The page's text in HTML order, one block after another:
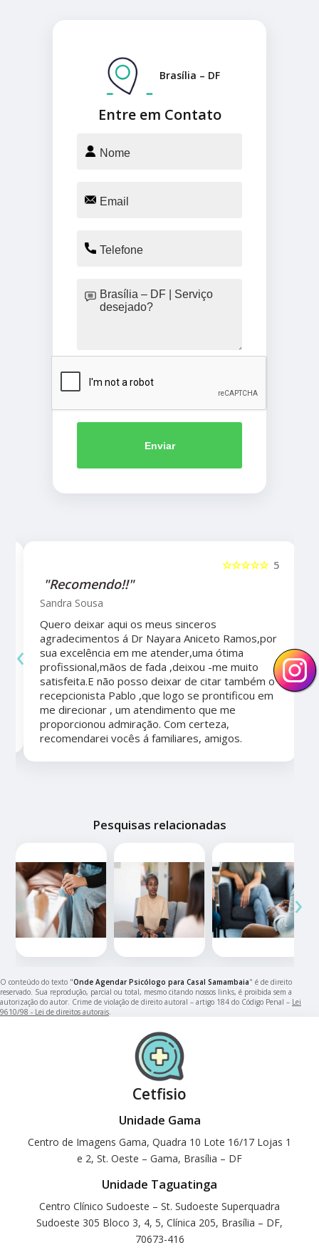
Entre em Contato
Brasília – DF
Enviar
5
☆☆☆☆☆
"Recomendo!!"
Sandra Sousa
Quero deixar aqui os meus sinceros
agradecimentos á Dr Nayara Aniceto Ramos,por
sua excelência em me atender,uma ótima
profissional,mãos de fada ,deixou -me muito
satisfeita.E não posso deixar de citar também o
recepcionista Pablo ,que logo se prontificou em
me direcionar , um atendimento que me
proporcionou admiração. Com certeza,
recomendarei vocês á familiares, amigos.
‹ ›
Pesquisas relacionadas
‹ ›
O conteúdo do texto "Onde Agendar Psicólogo para Casal Samambaia" é de direito
reservado. Sua reprodução, parcial ou total, mesmo citando nossos links, é proibida sem a
autorização do autor. Crime de violação de direito autoral – artigo 184 do Código Penal – Lei
9610/98 - Lei de direitos autorais.
Cetfisio
Unidade Gama
Centro de Imagens Gama, Quadra 10 Lote 16/17 Lojas 1
e 2, St. Oeste – Gama, Brasília – DF
Unidade Taguatinga
Centro Clínico Sudoeste – St. Sudoeste Superquadra
Sudoeste 305 Bloco 3, 4, 5, Clínica 205, Brasília – DF,
70673-416